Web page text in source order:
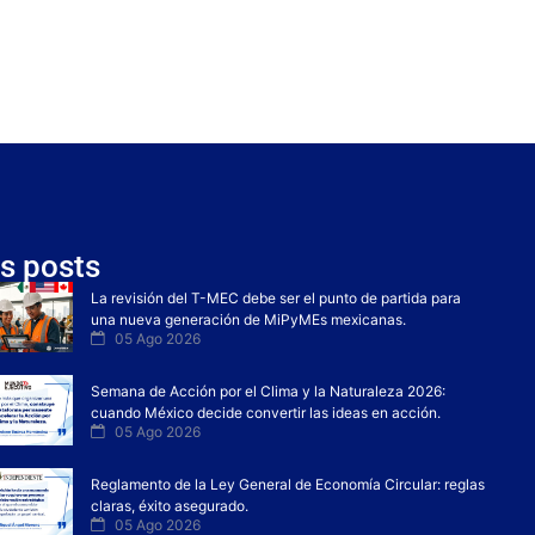
posts
La revisión del T-MEC debe ser el punto de partida para
una nueva generación de MiPyMEs mexicanas.
05 Ago 2026
Semana de Acción por el Clima y la Naturaleza 2026:
cuando México decide convertir las ideas en acción.
05 Ago 2026
Reglamento de la Ley General de Economía Circular: reglas
claras, éxito asegurado.
05 Ago 2026